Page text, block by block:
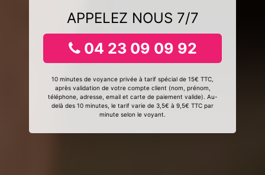
APPELEZ NOUS 7/7
04 23 09 09 92
10 minutes de voyance privée à tarif spécial de 15€ TTC,
après validation de votre compte client (nom, prénom,
téléphone, adresse, email et carte de paiement valide). Au-
delà des 10 minutes, le tarif varie de 3,5€ à 9,5€ TTC par
minute selon le voyant.